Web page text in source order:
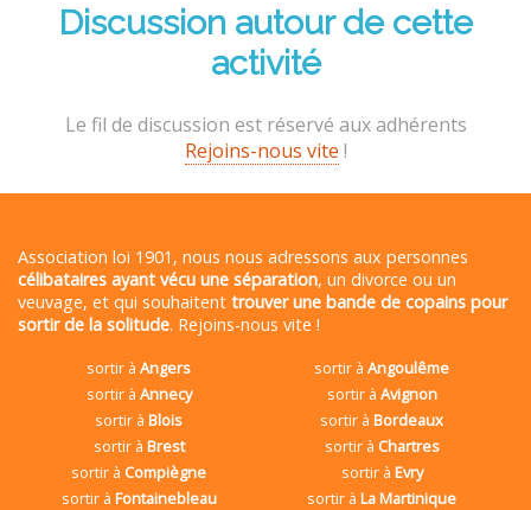
Discussion autour de cette
activité
Le fil de discussion est réservé aux adhérents
Rejoins-nous vite !
Association loi 1901, nous nous adressons aux personnes
célibataires ayant vécu une séparation, un divorce ou un
veuvage, et qui souhaitent trouver une bande de copains pour
sortir de la solitude. Rejoins-nous vite !
sortir àAngers sortir àAngoulême
sortir à Annecy sortir à Avignon
sortir àBlois sortir àBordeaux
sortir à Brest sortir à Chartres
sortir à Compiègne sortir à Evry
sortir à Fontainebleau sortir àLa Martinique